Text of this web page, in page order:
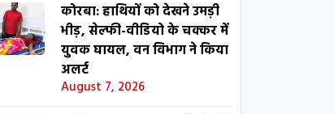
कोरबा: हाथियों को देखने उमड़ी
भीड़, सेल्फी-वीडियो के चक्कर में
युवक घायल, वन विभाग ने किया
अलर्ट
August 7, 2026